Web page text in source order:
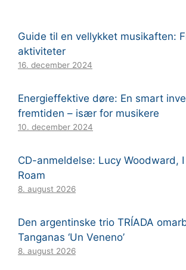
Guide til en vellykket musikaften:
aktiviteter
16. december 2024
Energieffektive døre: En smart
fremtiden – især for musikere
10. december 2024
CD-anmeldelse: Lucy Woodward,
Roam
8. august 2026
Den argentinske trio TRÍADA
Tanganas ‘Un Veneno’
8. august 2026